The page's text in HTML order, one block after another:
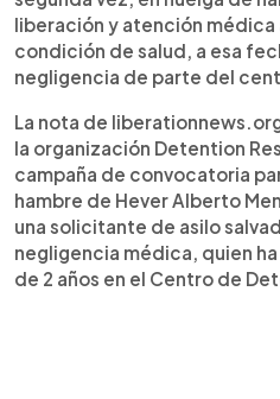
liberación y atención
condición de salud, a esa
negligencia de parte del
La nota de
la organización Detention
campaña de convocatoria
hambre de Hever Alberto
una solicitante de asilo
negligencia médica, quien
de 2 años en el Centro de